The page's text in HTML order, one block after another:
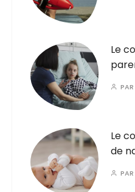
Le
Le
de